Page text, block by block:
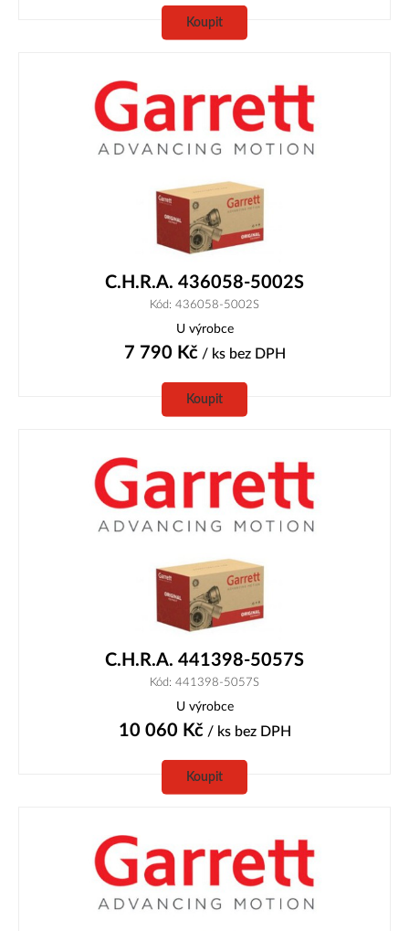
Koupit
C.H.R.A. 436058-5002S
Kód: 436058-5002S
U výrobce
7 790 Kč/ ks bez DPH
Koupit
C.H.R.A. 441398-5057S
Kód: 441398-5057S
U výrobce
10 060 Kč/ ks bez DPH
Koupit